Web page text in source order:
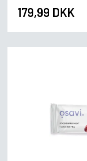
179,99 DKK